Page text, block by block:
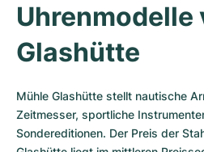
Uhrenmodelle
Glashütte
Mühle Glashütte stellt nautische
Zeitmesser, sportliche
Sondereditionen. Der Preis der